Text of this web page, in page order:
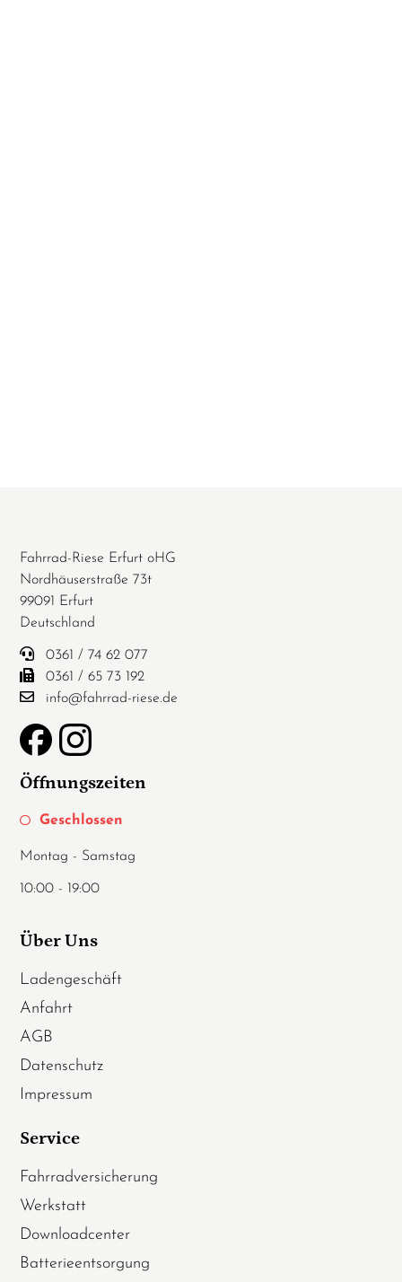
Fahrrad-Riese Erfurt oHG
Nordhäuserstraße 73t
99091 Erfurt
Deutschland
0361 / 74 62 077
0361 / 65 73 192
info@fahrrad-riese.de
Öffnungszeiten
Geschlossen
Montag - Samstag
10:00 - 19:00
Über Uns
Ladengeschäft
Anfahrt
AGB
Datenschutz
Impressum
Service
Fahrradversicherung
Werkstatt
Downloadcenter
Batterieentsorgung